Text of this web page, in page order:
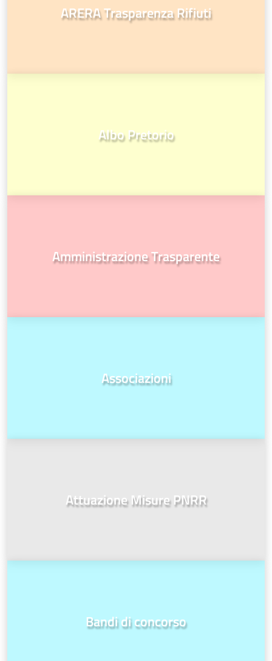
ARERA Trasparenza Rifiuti
Albo Pretorio
Amministrazione Trasparente
Associazioni
Attuazione Misure PNRR
Bandi di concorso